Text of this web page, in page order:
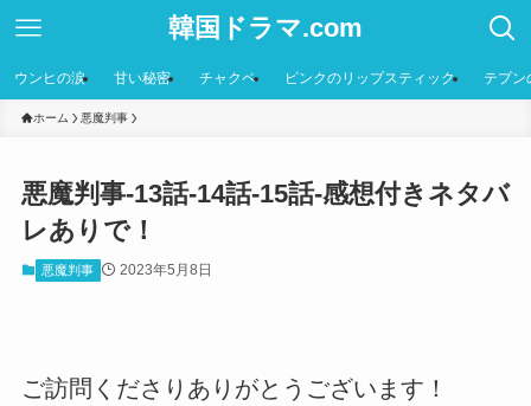
韓国ドラマ.com
ウンヒの涙 甘い秘密 チャクペ ピンクのリップスティック テプン
ホーム 悪魔判事
悪魔判事-13話-14話-15話-感想付きネタバ
レありで！
悪魔判事 2023年5月8日
ご訪問くださりありがとうございます！